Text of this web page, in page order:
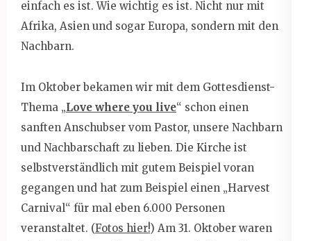
einfach es ist. Wie wichtig es ist. Nicht nur mit
Afrika, Asien und sogar Europa, sondern mit den
Nachbarn.
Im Oktober bekamen wir mit dem Gottesdienst-
Thema „Love where you live“ schon einen
sanften Anschubser vom Pastor, unsere Nachbarn
und Nachbarschaft zu lieben. Die Kirche ist
selbstverständlich mit gutem Beispiel voran
gegangen und hat zum Beispiel einen „Harvest
Carnival“ für mal eben 6.000 Personen
veranstaltet. (Fotos hier!) Am 31. Oktober waren